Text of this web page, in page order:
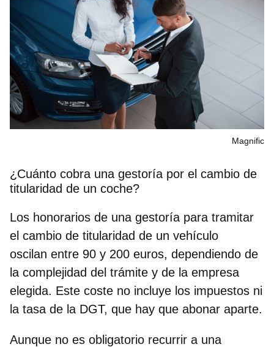
Magnific
¿Cuánto cobra una gestoría por el cambio de
titularidad de un coche?
Los honorarios de una gestoría para tramitar
el cambio de titularidad de un vehículo
oscilan entre 90 y 200 euros, dependiendo de
la complejidad del trámite y de la empresa
elegida. Este coste no incluye los impuestos ni
la tasa de la DGT, que hay que abonar aparte.
Aunque no es obligatorio recurrir a una